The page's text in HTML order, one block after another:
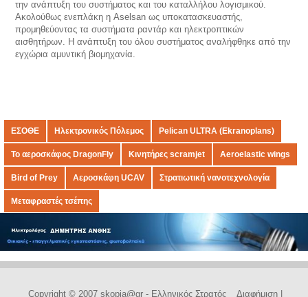
την ανάπτυξη του συστήματος και του καταλλήλου λογισμικού.
Ακολούθως ενεπλάκη η Aselsan ως υποκατασκευαστής,
προμηθεύοντας τα συστήματα ραντάρ και ηλεκτροπτικών
αισθητήρων. Η ανάπτυξη του όλου συστήματος αναλήφθηκε από την
εγχώρια αμυντική βιομηχανία.
ΕΣΟΘΕ Ηλεκτρονικός Πόλεμος Pelican ULTRA (Ekranoplans)
Το αεροσκάφος DragonFly Κινητήρες scramjet Aeroelastic wings
Bird of Prey Aεροσκάφη UCAV Στρατιωτική νανοτεχνολογία
Μεταφραστές τσέπης
Copyright © 2007 skopia@gr - Ελληνικός Στρατός Διαφήμιση